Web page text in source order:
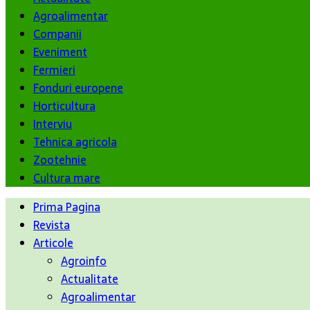
Agroalimentar
Companii
Eveniment
Fermieri
Fonduri europene
Horticultura
Interviu
Tehnica agricola
Zootehnie
Cultura mare
Prima Pagina
Revista
Articole
Agroinfo
Actualitate
Agroalimentar